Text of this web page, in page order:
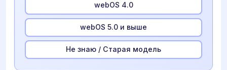
webOS 4.0
webOS 5.0 и выше
Не знаю / Старая модель